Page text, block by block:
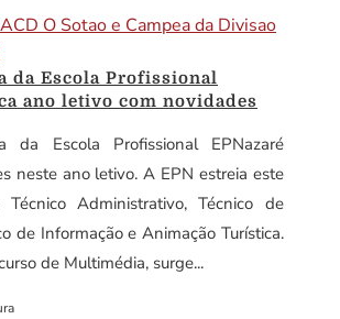
da Escola Profissional
ano letivo com novidades
da Escola Profissional EPNazaré
neste ano letivo. A EPN estreia este
Administrativo, Técnico de
de Informação e Animação Turística.
de Multimédia, surge...